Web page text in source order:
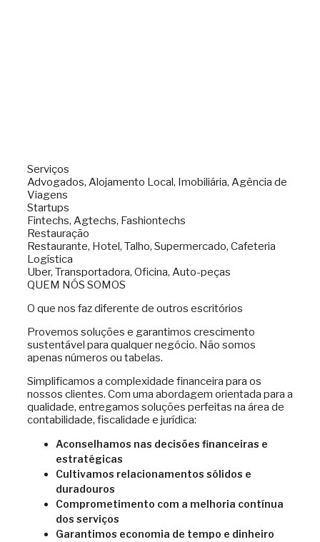
Serviços
Advogados, Alojamento Local, Imobiliária, Agência de
Viagens
Startups
Fintechs, Agtechs, Fashiontechs
Restauração
Restaurante, Hotel, Talho, Supermercado, Cafeteria
Logística
Uber, Transportadora, Oficina, Auto-peças
QUEM NÓS SOMOS
O que nos faz diferente de outros escritórios
Provemos soluções e garantimos crescimento
sustentável para qualquer negócio. Não somos
apenas números ou tabelas.
Simplificamos a complexidade financeira para os
nossos clientes. Com uma abordagem orientada para a
qualidade, entregamos soluções perfeitas na área de
contabilidade, fiscalidade e jurídica:
Aconselhamos nas decisões financeiras e
estratégicas
Cultivamos relacionamentos sólidos e
duradouros
Comprometimento com a melhoria contínua
dos serviços
Garantimos economia de tempo e dinheiro